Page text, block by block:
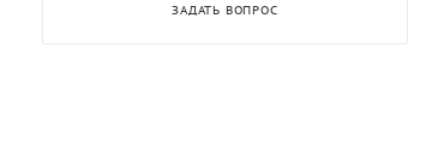
ЗАДАТЬ ВОПРОС